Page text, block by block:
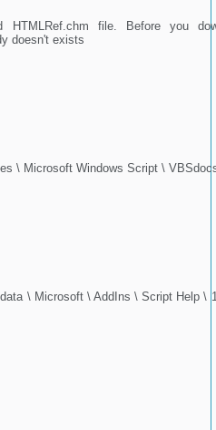
HTMLRef.chm file. Before you
doesn't exists
\ Microsoft Windows Script \
\ Microsoft \ AddIns \ Script Help \